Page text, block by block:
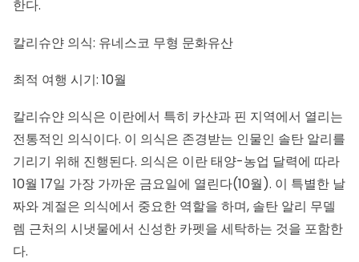
한다.
칼리슈얀 의식: 유네스코 무형 문화유산
최적 여행 시기: 10월
칼리슈얀 의식은 이란에서 특히 카샨과 핀 지역에서 열리는
전통적인 의식이다. 이 의식은 존경받는 인물인 솔탄 알리를
기리기 위해 진행된다. 의식은 이란 태양-농업 달력에 따라
10월 17일 가장 가까운 금요일에 열린다(10월). 이 특별한 날
짜와 계절은 의식에서 중요한 역할을 하며, 솔탄 알리 무델
렘 근처의 시냇물에서 신성한 카펫을 세탁하는 것을 포함한
다.